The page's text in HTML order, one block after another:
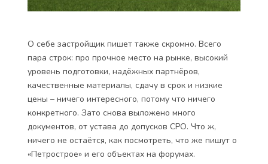
О себе застройщик пишет также скромно. Всего
пара строк: про прочное место на рынке, высокий
уровень подготовки, надёжных партнёров,
качественные материалы, сдачу в срок и низкие
цены – ничего интересного, потому что ничего
конкретного. Зато снова выложено много
документов, от устава до допусков СРО. Что ж,
ничего не остаётся, как посмотреть, что же пишут о
«Петрострое» и его объектах на форумах.